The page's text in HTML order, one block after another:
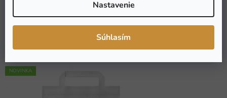
Nastavenie
Súhlasím
1,5kg
hodnotenie
produktu
Podrobnosti hodnotenia
NOVINKA